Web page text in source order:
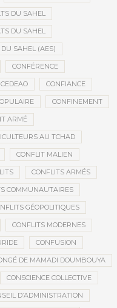
DU SAHEL
DU SAHEL
SAHEL (AES)
CONFÉRENCE
CONFIANCE
CONFINEMENT
ARMÉ
AU TCHAD
CONFLIT MALIEN
CONFLITS ARMÉS
COMMUNAUTAIRES
GÉOPOLITIQUES
CONFLITS MODERNES
CONFUSION
DE MAMADI DOUMBOUYA
CONSCIENCE COLLECTIVE
D’ADMINISTRATION